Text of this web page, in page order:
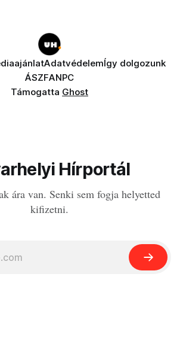
AdatvédelemÍgy dolgozunk
ÁSZFANPC
Támogatta Ghost
Hírportál
ára van. Senki sem fogja helyetted
kifizetni.